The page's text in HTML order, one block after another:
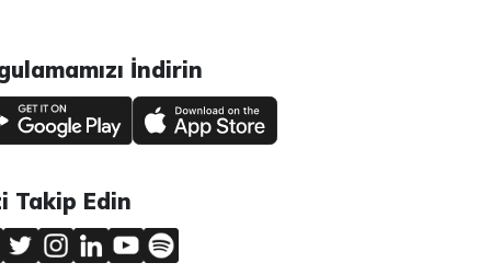
İndirin
Takip Edin